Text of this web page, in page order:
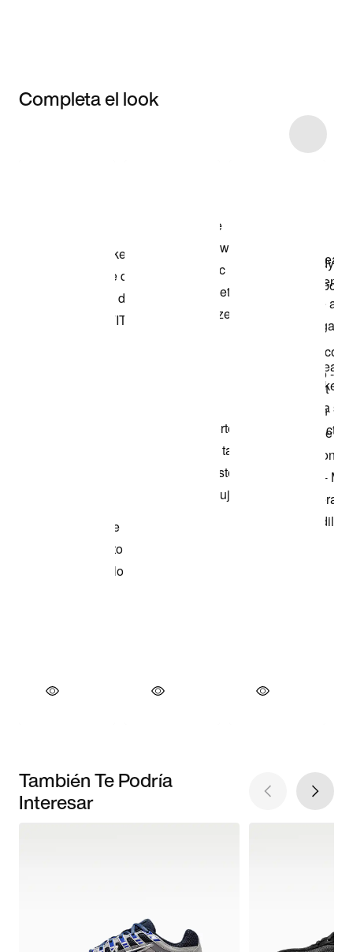
Completa el look
También Te Podría
Interesar